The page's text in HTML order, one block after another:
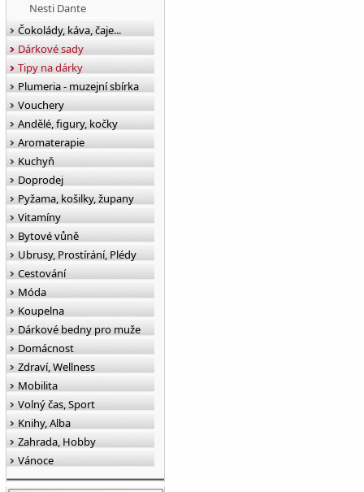
Nesti Dante
Čokolády, káva, čaje...
Dárkové sady
Tipy na dárky
Plumeria - muzejní sbírka
Vouchery
Andělé, figury, kočky
Aromaterapie
Kuchyň
Doprodej
Pyžama, košilky, župany
Vitamíny
Bytové vůně
Ubrusy, Prostírání, Plédy
Cestování
Móda
Koupelna
Dárkové bedny pro muže
Domácnost
Zdraví, Wellness
Mobilita
Volný čas, Sport
Knihy, Alba
Zahrada, Hobby
Vánoce